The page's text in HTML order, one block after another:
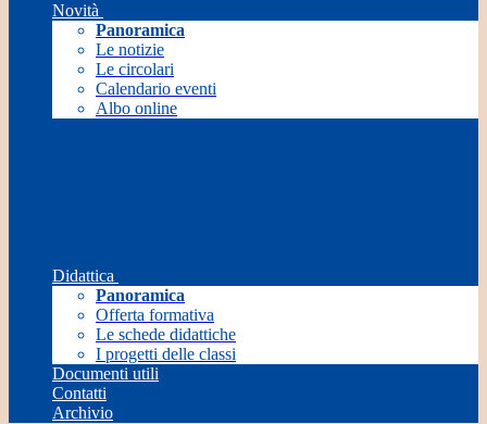
Novità
Panoramica
Le notizie
Le circolari
Calendario eventi
Albo online
Didattica
Panoramica
Offerta formativa
Le schede didattiche
I progetti delle classi
Documenti utili
Contatti
Archivio